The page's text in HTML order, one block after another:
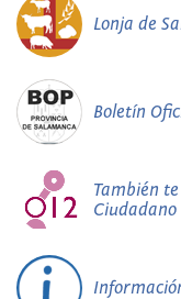
Lonja de
Boletín
También
Ciudadano